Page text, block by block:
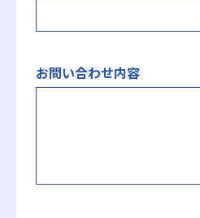
お問い合わせ内容